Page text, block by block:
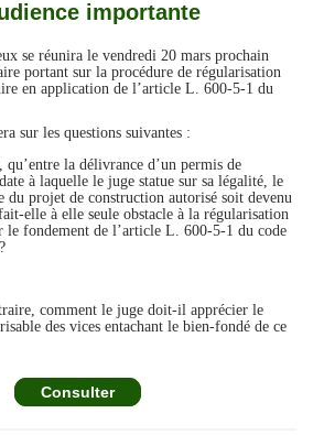
importante
se réunira le vendredi 20 mars prochain
portant sur la procédure de régularisation
en application de l’article L. 600-5-1 du
sur les questions suivantes :
qu’entre la délivrance d’un permis de
à laquelle le juge statue sur sa légalité, le
du projet de construction autorisé soit devenu
elle à elle seule obstacle à la régularisation
le fondement de l’article L. 600-5-1 du code
comment le juge doit-il apprécier le
des vices entachant le bien-fondé de ce
Consulter